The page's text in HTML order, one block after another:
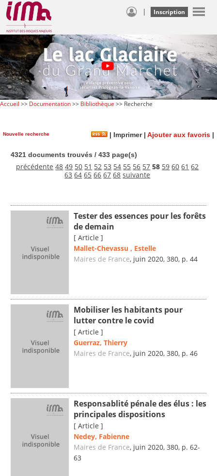
| Inscription
Accueil >> Documentation>> Bibliothèque >> Recherche
Nouvelle recherche | Imprimer| Ajouter aux favoris |
4321 documents trouvés / 433 page(s)
précédente 48 49 50 51 52 53 54 55 56 57 58 59 60 61 62
63 64 65 66 67 68 suivante
Tester des essences pour les forêts
de demain
[ Article ]
Mallet-Chevassu , Estelle
Maires de France, juin 2020, 380, p. 44
Mobiliser les habitants pour
lutter contre le covid
[ Article ]
Guerraz, Thierry
Maires de France, juin 2020, 380, p. 46
Responsablité pénale des élus : les
principales dispositions
[ Article ]
Nedey, Fabienne
Maires de France, juin 2020, 380, p. 62-
63